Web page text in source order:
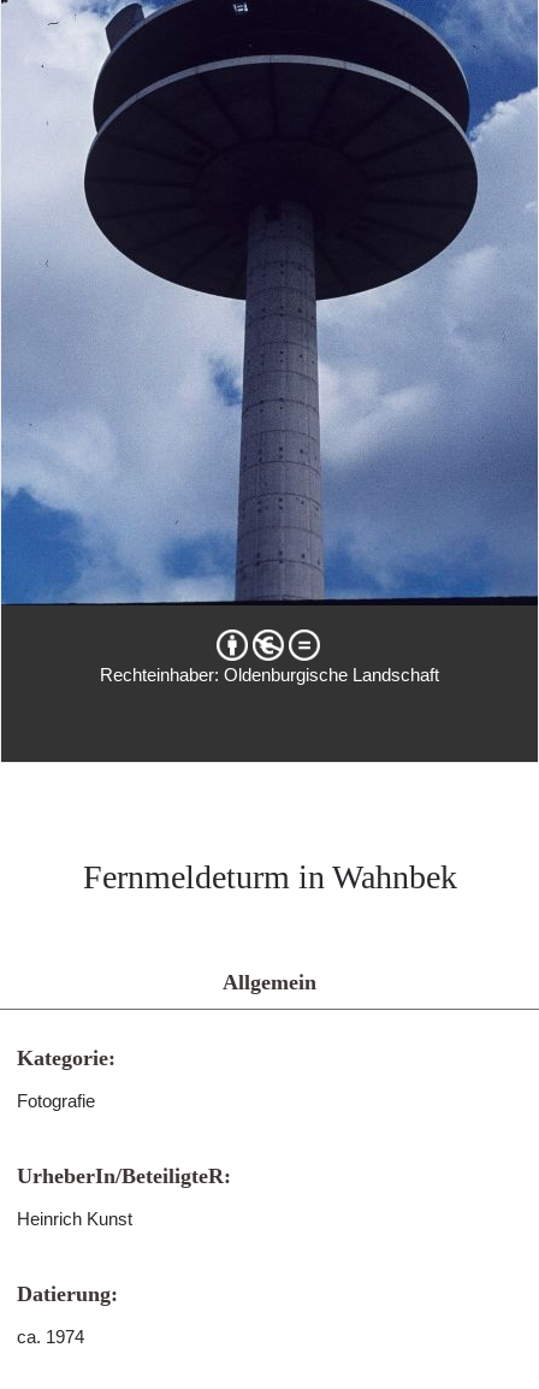
Rechteinhaber: Oldenburgische Landschaft
Fernmeldeturm in Wahnbek
Allgemein
Kategorie:
Fotografie
UrheberIn/BeteiligteR:
Heinrich Kunst
Datierung:
ca. 1974